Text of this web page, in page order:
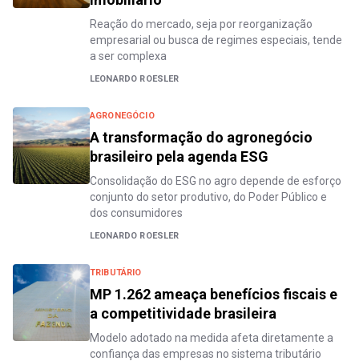
Reação do mercado, seja por reorganização
empresarial ou busca de regimes especiais, tende
a ser complexa
LEONARDO ROESLER
AGRONEGÓCIO
A transformação do agronegócio
brasileiro pela agenda ESG
Consolidação do ESG no agro depende de esforço
conjunto do setor produtivo, do Poder Público e
dos consumidores
LEONARDO ROESLER
TRIBUTÁRIO
MP 1.262 ameaça benefícios fiscais e
a competitividade brasileira
Modelo adotado na medida afeta diretamente a
confiança das empresas no sistema tributário